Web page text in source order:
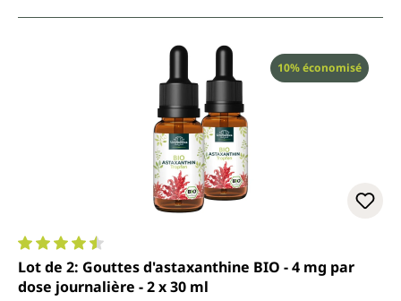
Réduction
10% économisé
Note moyenne de 4.6 sur 5 étoiles
Lot de 2: Gouttes d'astaxanthine BIO - 4 mg par
dose journalière - 2 x 30 ml